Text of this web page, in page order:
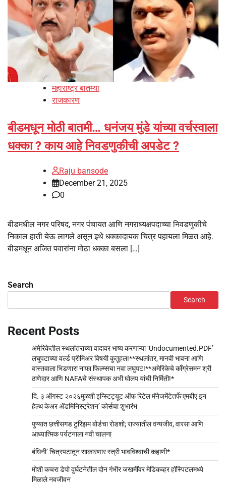
महाराष्ट्र बातम्या
राजकारण
बीडमधून मोठी बातमी… धनंजय मुंडे यांच्या वर्चस्वाला
धक्का ? काय आहे निवडणुकीची अपडेट ?
Raju bansode
December 21, 2025
0
बीडमधील नगर परिषद, नगर पंचायत आणि नगराध्यक्षपदाच्या निवडणुकीचे
निकाल हाती येऊ लागले असून इथे धक्कादायक चित्र पहायला मिळत आहे.
बीडमधून अजित पवारांना मोठा धक्का बसला […]
Search
Search
Recent Posts
अमेरिकेतील स्थलांतराच्या वादावर भाष्य करणाऱ्या ‘Undocumented.PDF’
लघुपटाच्या वर्ल्ड प्रीमिअर विषयी कुतूहल!**स्थलांतर, मानवी भावना आणि
वास्तवाला भिडणारा नाफा फिल्म्सचा नवा लघुपट!**अमेरिकेचे काँग्रेसमन श्री
ठाणेदार आणि NAFAचे संस्थापक अभी घोलप यांची निर्मिती!*
दि. ३ ऑगस्ट २०२६मुळशी इन्स्टिट्यूट ऑफ रिटेल मॅनेजमेंटेतर्फे‘एमबीए इन
हेल्थ केअर अ‍ॅडमिनिस्ट्रेशन’ कोर्सचा शुभारंभ
पुण्यात छत्तीसगड टुरिझम बोर्डचा रोडशो; राज्यातील वन्यजीव, वारसा आणि
आध्यात्मिक पर्यटनाला नवी चालना
बंधिनी’ चित्रपटातून साकारणार स्त्री भावविश्वाची कहाणी*
मोशी कचरा डेपो दुर्घटनेतील दोन गंभीर जखमींवर मेडिकव्हर हॉस्पिटलमध्ये
मिळाले नवजीवन